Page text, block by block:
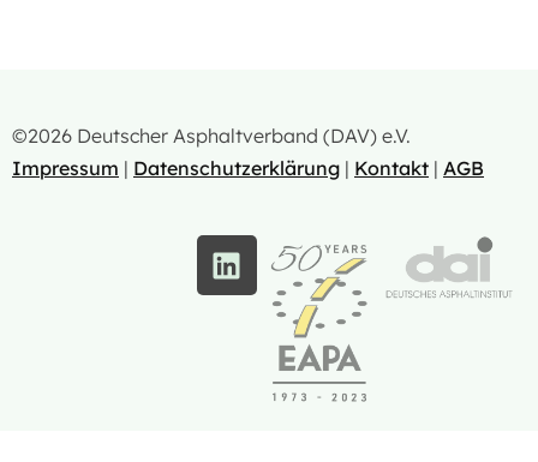
©2026 Deutscher Asphaltverband (DAV) e.V.
Impressum | Datenschutzerklärung | Kontakt | AGB